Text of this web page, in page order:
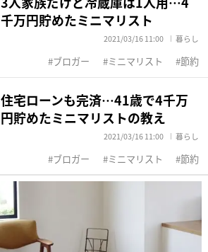
千万円貯めたミニマリスト
2021/03/16 11:00 暮らし
ブロガー ミニマリスト 節約
住宅ローンも完済…41歳で4千万
円貯めたミニマリストの教え
2021/03/16 11:00 暮らし
ブロガー ミニマリスト 節約